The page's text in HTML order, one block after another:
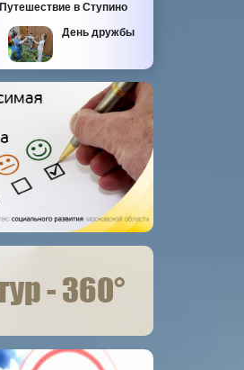
Путешествие в Ступино
День дружбы